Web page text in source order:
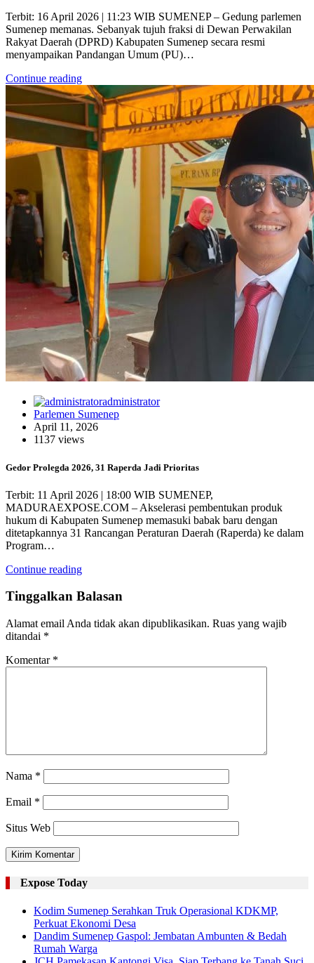
Terbit: 16 April 2026 | 11:23 WIB SUMENEP – Gedung parlemen
Sumenep memanas. Sebanyak tujuh fraksi di Dewan Perwakilan
Rakyat Daerah (DPRD) Kabupaten Sumenep secara resmi
menyampaikan Pandangan Umum (PU)…
Continue reading
administrator
Parlemen Sumenep
April 11, 2026
1137 views
Gedor Prolegda 2026, 31 Raperda Jadi Prioritas
Terbit: 11 April 2026 | 18:00 WIB SUMENEP,
MADURAEXPOSE.COM – Akselerasi pembentukan produk
hukum di Kabupaten Sumenep memasuki babak baru dengan
ditetapkannya 31 Rancangan Peraturan Daerah (Raperda) ke dalam
Program…
Continue reading
Tinggalkan Balasan
Alamat email Anda tidak akan dipublikasikan. Ruas yang wajib
ditandai *
Komentar *
Nama *
Email *
Situs Web
Expose Today
Kodim Sumenep Serahkan Truk Operasional KDKMP,
Perkuat Ekonomi Desa
Dandim Sumenep Gaspol: Jembatan Ambunten & Bedah
Rumah Warga